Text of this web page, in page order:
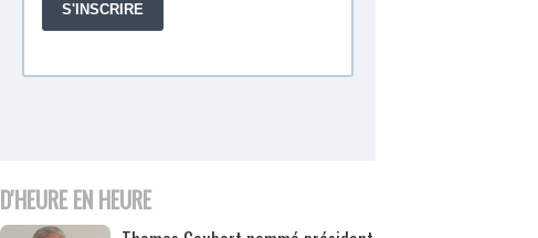
D'HEURE EN HEURE